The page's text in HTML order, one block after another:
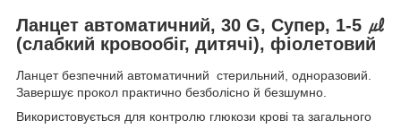
Ланцет автоматичний, 30 G, Супер, 1-5 ㎕
(слабкий кровообіг, дитячі), фіолетовий
Ланцет безпечний автоматичний стерильний, одноразовий.
Завершує прокол практично безболісно й безшумно.
Використовується для контролю глюкози крові та загального